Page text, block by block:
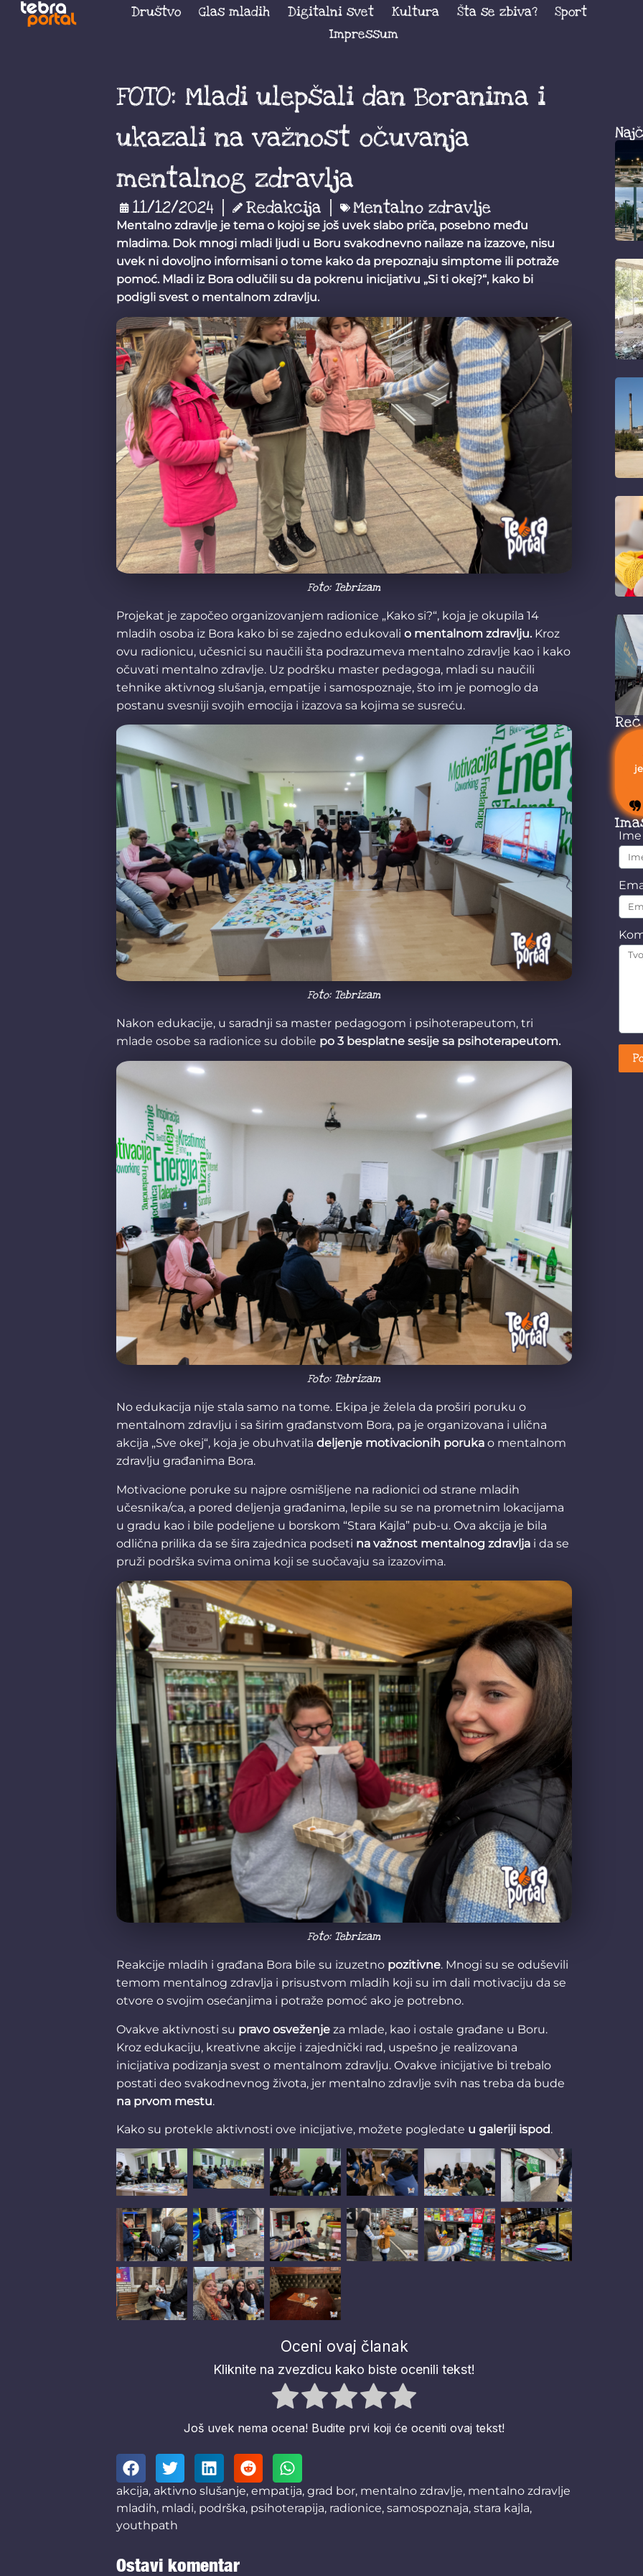
Društvo Glas mladih Digitalni svet Kultura Šta se zbiva?
Sport
Impressum
FOTO: Mladi ulepšali dan Boranima i
ukazali na važnost očuvanja
mentalnog zdravlja
11/12/2024 Redakcija Mentalno zdravlje
Mentalno zdravlje je tema o kojoj se još uvek slabo priča, posebno među
mladima. Dok mnogi mladi ljudi u Boru svakodnevno nailaze na izazove, nisu
uvek ni dovoljno informisani o tome kako da prepoznaju simptome ili potraže
pomoć. Mladi iz Bora odlučili su da pokrenu inicijativu „Si ti okej?“, kako bi
podigli svest o mentalnom zdravlju.
Foto: Tebrizam
Projekat je započeo organizovanjem radionice „Kako si?“, koja je okupila 14
mladih osoba iz Bora kako bi se zajedno edukovali o mentalnom zdravlju. Kroz
ovu radionicu, učesnici su naučili šta podrazumeva mentalno zdravlje kao i kako
očuvati mentalno zdravlje. Uz podršku master pedagoga, mladi su naučili
tehnike aktivnog slušanja, empatije i samospoznaje, što im je pomoglo da
postanu svesniji svojih emocija i izazova sa kojima se susreću.
Foto: Tebrizam
Nakon edukacije, u saradnji sa master pedagogom i psihoterapeutom, tri
mlade osobe sa radionice su dobile po 3 besplatne sesije sa psihoterapeutom.
Foto: Tebrizam
No edukacija nije stala samo na tome. Ekipa je želela da proširi poruku o
mentalnom zdravlju i sa širim građanstvom Bora, pa je organizovana i ulična
akcija „Sve okej“, koja je obuhvatila deljenje motivacionih poruka o mentalnom
zdravlju građanima Bora.
Motivacione poruke su najpre osmišljene na radionici od strane mladih
učesnika/ca, a pored deljenja građanima, lepile su se na prometnim lokacijama
u gradu kao i bile podeljene u borskom “Stara Kajla” pub-u. Ova akcija je bila
odlična prilika da se šira zajednica podseti na važnost mentalnog zdravlja i da se
pruži podrška svima onima koji se suočavaju sa izazovima.
Foto: Tebrizam
Reakcije mladih i građana Bora bile su izuzetno pozitivne. Mnogi su se oduševili
temom mentalnog zdravlja i prisustvom mladih koji su im dali motivaciju da se
otvore o svojim osećanjima i potraže pomoć ako je potrebno.
Ovakve aktivnosti su pravo osveženje za mlade, kao i ostale građane u Boru.
Kroz edukaciju, kreativne akcije i zajednički rad, uspešno je realizovana
inicijativa podizanja svest o mentalnom zdravlju. Ovakve inicijative bi trebalo
postati deo svakodnevnog života, jer mentalno zdravlje svih nas treba da bude
na prvom mestu.
Kako su protekle aktivnosti ove inicijative, možete pogledate u galeriji ispod.
Oceni ovaj članak
Kliknite na zvezdicu kako biste ocenili tekst!
Još uvek nema ocena! Budite prvi koji će oceniti ovaj tekst!
akcija, aktivno slušanje, empatija, grad bor, mentalno zdravlje, mentalno zdravlje
mladih, mladi, podrška, psihoterapija, radionice, samospoznaja, stara kajla,
youthpath
Ostavi komentar
Ime